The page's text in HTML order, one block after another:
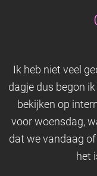
Ik heb niet veel
dagje dus begon
bekijken op
voor woensdag,
dat we vandaag
het